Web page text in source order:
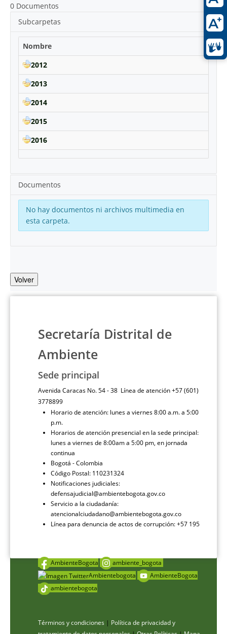
0 Documentos
Subcarpetas
Nombre
2012
2013
2014
2015
2016
Documentos
No hay documentos ni archivos multimedia en
esta carpeta.
Volver
Secretaría Distrital de
Ambiente
Sede principal
Avenida Caracas No. 54 - 38 Línea de atención +57 (601)
3778899
Horario de atención: lunes a viernes 8:00 a.m. a 5:00
p.m.
Horarios de atención presencial en la sede principal:
lunes a viernes de 8:00am a 5:00 pm, en jornada
continua
Bogotá - Colombia
Código Postal: 110231324
Notificaciones judiciales:
defensajudicial@ambientebogota.gov.co
Servicio a la ciudadanía:
atencionalciudadano@ambientebogota.gov.co
Línea para denuncia de actos de corrupción: +57 195
AmbienteBogota
ambiente_bogota
Ambientebogota
AmbienteBogota
ambientebogota
Términos y condiciones | Política de privacidad y